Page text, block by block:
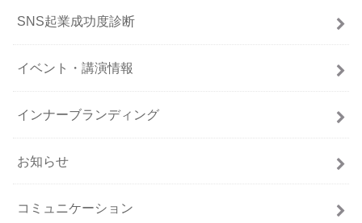
SNS起業成功度診断
イベント・講演情報
インナーブランディング
お知らせ
コミュニケーション